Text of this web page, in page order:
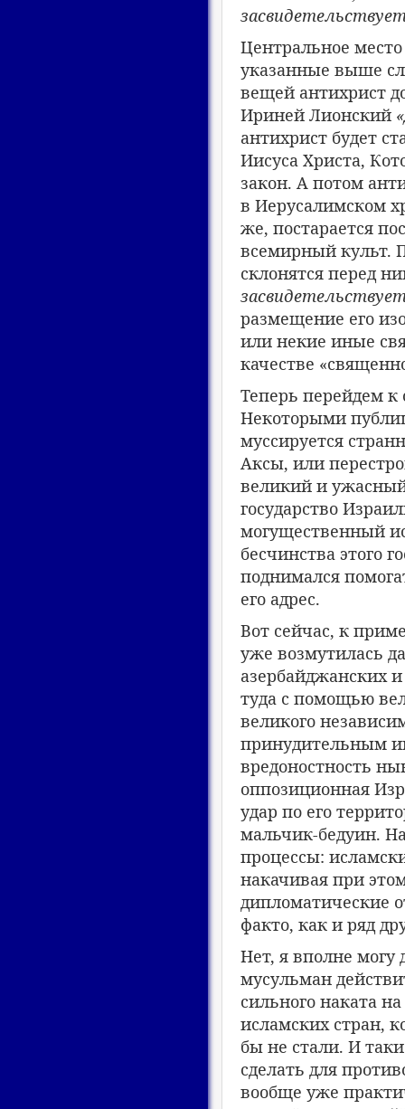
Центральное
указанные выше
вещей антихрист
Ириней Лионский
антихрист будет
Иисуса Христа,
закон. А потом
в Иерусалимском
же, постарается
всемирный культ.
склонятся перед
размещение его
или некие иные
качестве
Теперь перейдем
Некоторыми
муссируется
Аксы, или
великий и
государство
могущественный
бесчинства этого
поднимался
его адрес.
Вот сейчас, к
уже возмутилась
азербайджанских
туда с помощью
великого
принудительным
вредоностность
оппозиционная
удар по его
мальчик-бедуин.
процессы:
накачивая при
дипломатические
факто, как и ряд
Нет, я вполне могу
мусульман
сильного наката
исламских стран,
бы не стали. И
сделать для
вообще уже